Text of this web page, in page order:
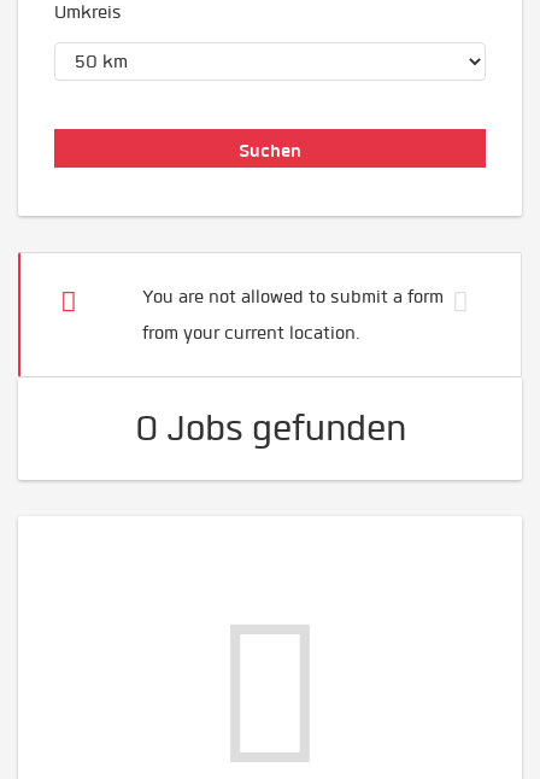
Umkreis
You are not allowed to submit a form
from your current location.
0 Jobs gefunden